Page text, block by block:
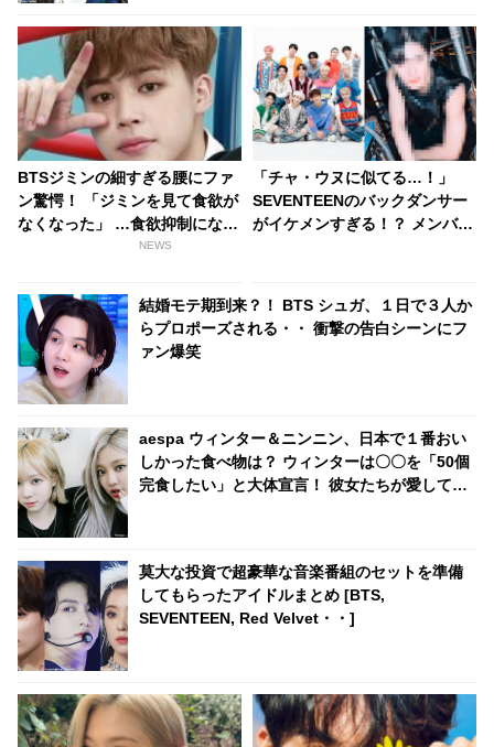
BTSジミンの細すぎる腰にファ
ン驚愕！ 「ジミンを見て食欲が
なくなった」 …食欲抑制になる
ほど細いジミンの姿とは・・
NEWS
「チャ・ウヌに似てる…！」
SEVENTEENのバックダンサー
がイケメンすぎる！？ メンバー
結婚モテ期到来？！ BTS シュガ、１日で３人か
らプロポーズされる・・ 衝撃の告白シーンにフ
ァン爆笑
aespa ウィンター＆ニンニン、日本で１番おい
しかった食べ物は？ ウィンターは〇〇を「50個
完食したい」と大体宣言！ 彼女たちが愛してや
莫大な投資で超豪華な音楽番組のセットを準備
してもらったアイドルまとめ [BTS,
SEVENTEEN, Red Velvet・・]